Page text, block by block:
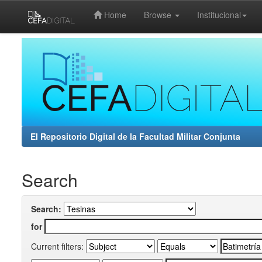
Home Browse Institucional
El Repositorio Digital de la Facultad Militar Conjunta
Search
Search:
for
Current filters: